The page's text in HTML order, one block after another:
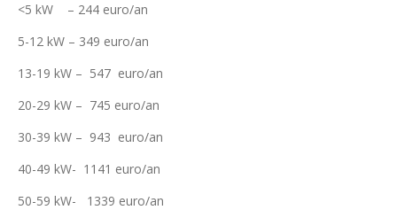
<5 kW – 244 euro/an
5-12 kW – 349 euro/an
13-19 kW – 547 euro/an
20-29 kW – 745 euro/an
30-39 kW – 943 euro/an
40-49 kW- 1141 euro/an
50-59 kW- 1339 euro/an